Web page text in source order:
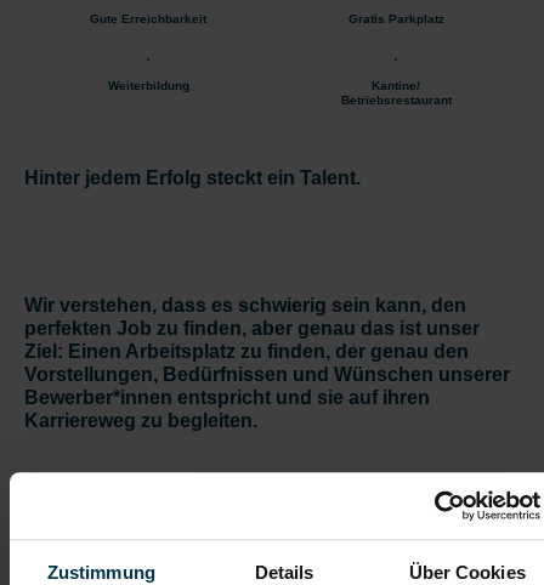
Zustimmung Details Über Cookies
Gute Erreichbarkeit Gratis Parkplatz
Weiterbildung
Kantine/
Betriebsrestaurant
Hinter jedem Erfolg steckt ein Talent.
Wir verstehen, dass es schwierig sein kann, den
perfekten Job zu finden, aber genau das ist unser
Ziel: Einen Arbeitsplatz zu finden, der genau den
Vorstellungen, Bedürfnissen und Wünschen unserer
Bewerber*innen entspricht und sie auf ihren
Karriereweg zu begleiten.
Zugang zu zahlreichen Jobangeboten in